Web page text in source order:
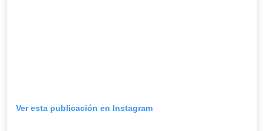
Ver esta publicación en Instagram